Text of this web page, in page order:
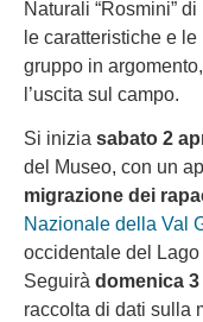
Naturali “Rosmini”
le caratteristiche e
gruppo in
l’uscita sul campo.
Si inizia sabato 2
del Museo, con un
migrazione dei
Nazionale della Val
occidentale del
Seguirà domenica 3
raccolta di dati sulla